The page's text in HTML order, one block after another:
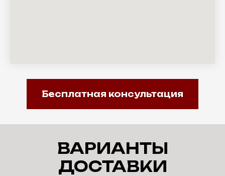
Бесплатная консультация
ВАРИАНТЫ
ДОСТАВКИ